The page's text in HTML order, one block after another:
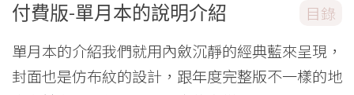
付費版-單月本的說明介紹 目錄
單月本的介紹我們就用內斂沉靜的經典藍來呈現，
封面也是仿布紋的設計，跟年度完整版不一樣的地